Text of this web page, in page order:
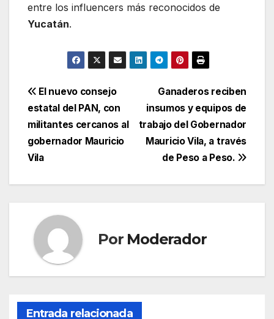
entre los influencers más reconocidos de
Yucatán.
Navegación
de
entradas
Ganaderos reciben
insumos y equipos de
trabajo del Gobernador
Mauricio Vila, a través
de Peso a Peso.
El nuevo consejo
estatal del PAN, con
militantes cercanos al
gobernador Mauricio
Vila
Por Moderador
Entrada relacionada